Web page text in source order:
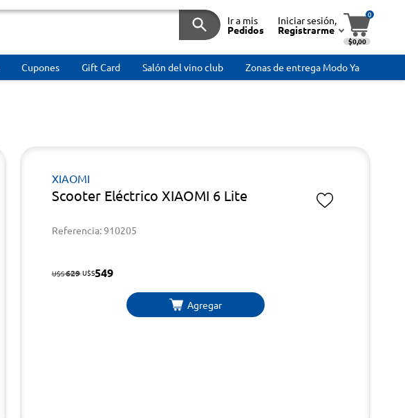
Ir a mis
Pedidos
Iniciar sesión,
Registrarme
0
$0,00
Cupones Gift Card Salón del vino club Zonas de entrega Modo Ya
XIAOMI
Scooter Eléctrico XIAOMI 6 Lite
Referencia: 910205
U$S629 U$S549
Agregar